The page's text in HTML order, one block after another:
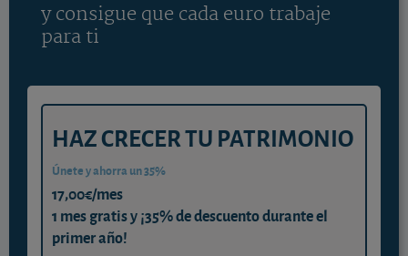
y consigue que cada euro trabaje
para ti
HAZ CRECER TU PATRIMONIO
Únete y ahorra un 35%
17,00€/mes
1 mes gratis y ¡35% de descuento durante el
primer año!